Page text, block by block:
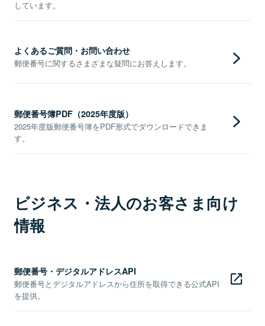
しています。
よくあるご質問・お問い合わせ
郵便番号に関するさまざまな疑問にお答えします。
郵便番号簿PDF（2025年度版）
2025年度版郵便番号簿をPDF形式でダウンロードできま
す。
ビジネス・法人のお客さま向け
情報
郵便番号・デジタルアドレスAPI
郵便番号とデジタルアドレスから住所を取得できる公式API
を提供。